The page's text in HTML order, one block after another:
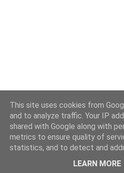
This site uses cookies from
and to analyze traffic. Your IP
shared with Google along with
metrics to ensure quality of
statistics, and to detect and
LEARN MORE